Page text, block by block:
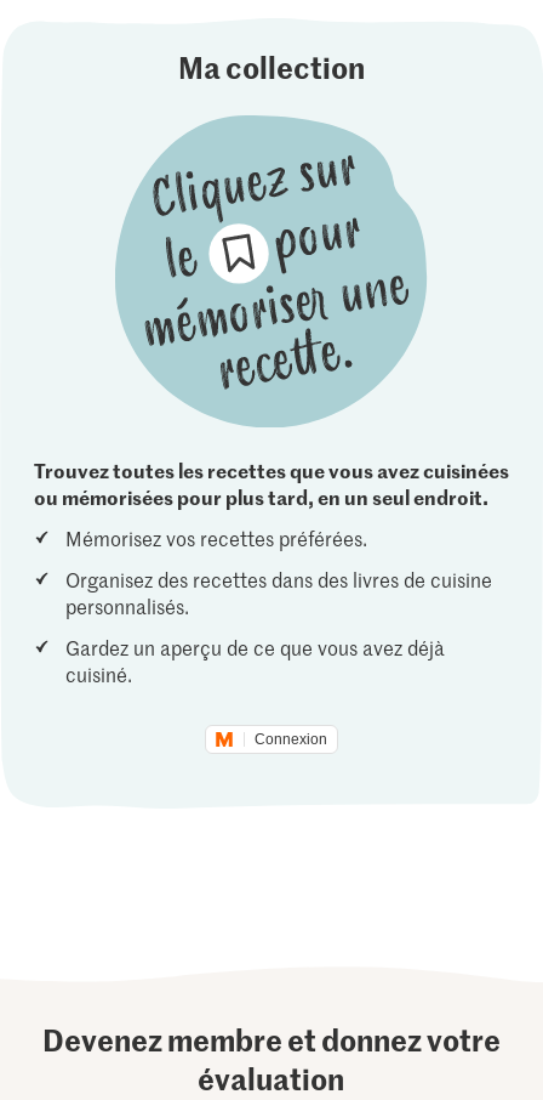
Ma collection
Trouvez toutes les recettes que vous avez cuisinées
ou mémorisées pour plus tard, en un seul endroit.
Mémorisez vos recettes préférées.
Organisez des recettes dans des livres de cuisine
personnalisés.
Gardez un aperçu de ce que vous avez déjà
cuisiné.
Connexion
Devenez membre et donnez votre
évaluation